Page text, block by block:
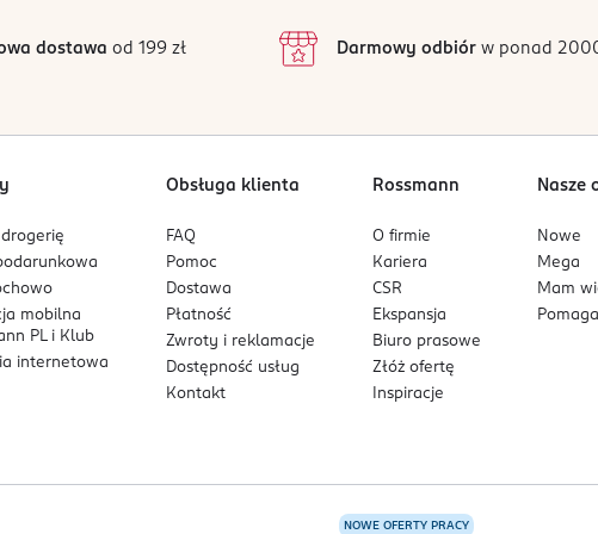
wchłania i nie obciąża skóry. Doskonale sprawdzi się zarówno w
Pro[20]
zen. Łączy skuteczne działanie przeciwstarzeniowe z rytuałem
2
1
dostawa od 199 zł Darmowy odbiórw ponad
mobilna
PL i Klub
internetowa
Obsługa klienta
FAQ
Pomoc
Dostawa
Płatność
Zwroty i reklamacje
Dostępność usług
Kontakt
Rossmann
O firmie
Kariera
CSR
Ekspansja
Biuro prasowe
Złóż ofertę
Inspiracje
Nasze
Nowe
Mega
Mam
NOWE OFERTY PRACY